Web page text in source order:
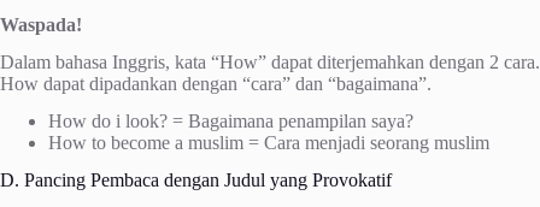
Waspada!
Dalam bahasa Inggris, kata “How” dapat diterjemahkan dengan 2 cara.
How dapat dipadankan dengan “cara” dan “bagaimana”.
How do i look? = Bagaimana penampilan saya?
How to become a muslim = Cara menjadi seorang muslim
D. Pancing Pembaca dengan Judul yang Provokatif